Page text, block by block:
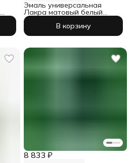
Эмаль универсальная
Лакра матовый белый
аэрозоль 520 мл
В корзину
8 833 ₽